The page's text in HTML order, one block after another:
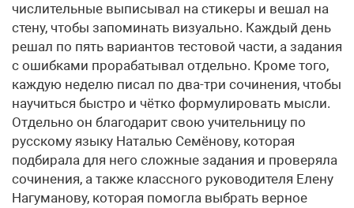
числительные выписывал на стикеры и вешал на
стену, чтобы запоминать визуально. Каждый день
решал по пять вариантов тестовой части, а задания
с ошибками прорабатывал отдельно. Кроме того,
каждую неделю писал по два-три сочинения, чтобы
научиться быстро и чётко формулировать мысли.
Отдельно он благодарит свою учительницу по
русскому языку Наталью Семёнову, которая
подбирала для него сложные задания и проверяла
сочинения, а также классного руководителя Елену
Нагуманову, которая помогла выбрать верное